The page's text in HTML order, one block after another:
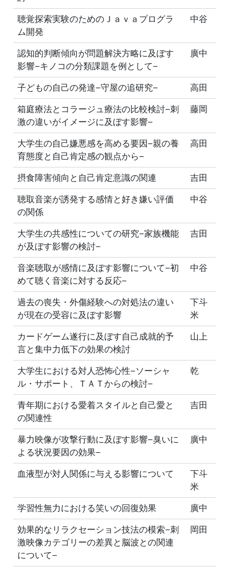
聴覚探索実験のためのＪａｖａプログラ
ム開発
中谷
認知的判断傾向が問題解決方略に及ぼす
影響−キノコの分類課題を例として−
廣中
子どもの自己の発達−守屋の追研究− 高田
箱庭療法とコラージュ療法の比較検討−刺
激の違いがイメージに及ぼす影響−
藤岡
大学生の自己嫌悪感を高める要因−親の養
育態度と自己肯定感の観点から−
高田
摂食障害傾向と自己肯定意識の関連 吉田
聴取音楽が誘発する感情と好き嫌い評価
の関係
中谷
大学生の共感性についての研究−家族機能
が及ぼす影響の検討−
吉田
音楽聴取が感情に及ぼす影響について−初
めて聴く音楽に対する反応−
中谷
過去の喪失・外傷経験への対処法の違い
が現在の受容に及ぼす影響
下斗
米
カードゲーム遂行に及ぼす自己成就的予
言と集中力低下の効果の検討
山上
大学生における対人恐怖心性−ソーシャ
ル・サポート、ＴＡＴからの検討−
乾
青年期における愛着スタイルと自己愛と
の関連性
吉田
暴力映像が攻撃行動に及ぼす影響−臭いに
よる状況要因の効果−
廣中
血液型が対人関係に与える影響について
下斗
米
学習性無力における笑いの回復効果 廣中
効果的なリラクセーション技法の模索−刺
激映像カテゴリーの差異と脳波との関連
について−
岡田